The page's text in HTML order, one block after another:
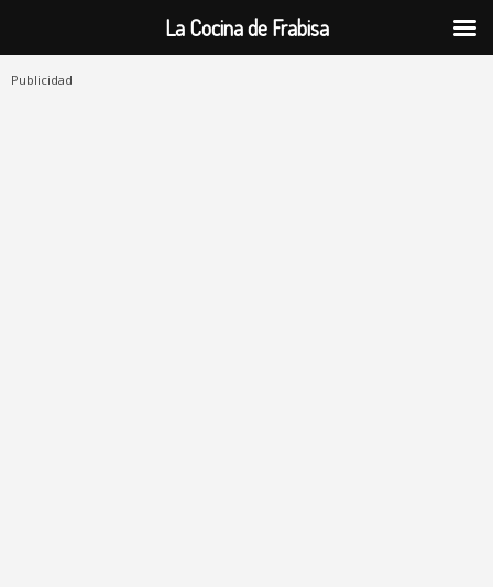
Publicidad
La Cocina de Frabisa